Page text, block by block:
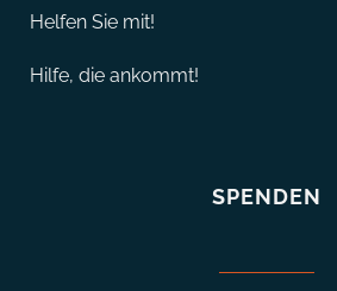
Helfen Sie mit!
Hilfe, die ankommt!
SPENDEN